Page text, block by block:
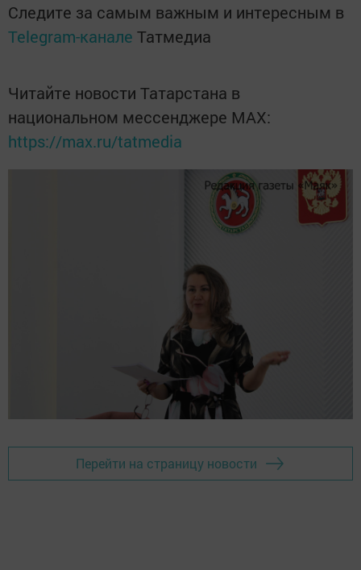
Следите за самым важным и интересным в
Telegram-канале Татмедиа
Читайте новости Татарстана в
национальном мессенджере MАХ:
https://max.ru/tatmedia
Перейти на страницу новости